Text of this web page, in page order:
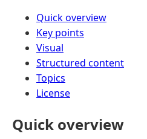
Quick overview
Key points
Visual
Structured content
Topics
License
Quick overview